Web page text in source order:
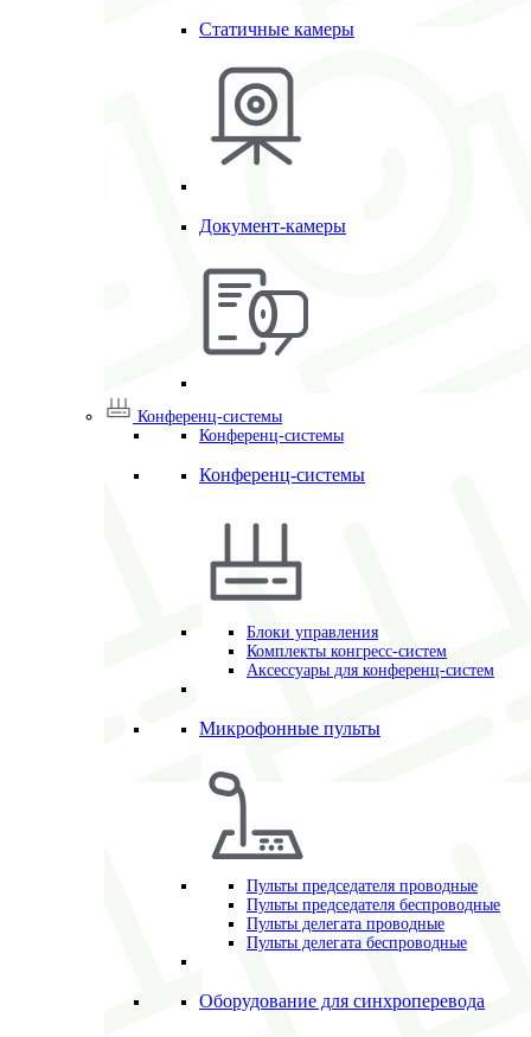
Статичные камеры
Документ-камеры
Конференц-системы
Конференц-системы
Конференц-системы
Блоки управления
Комплекты конгресс-систем
Аксессуары для конференц-систем
Микрофонные пульты
Пульты председателя проводные
Пульты председателя беспроводные
Пульты делегата проводные
Пульты делегата беспроводные
Оборудование для синхроперевода